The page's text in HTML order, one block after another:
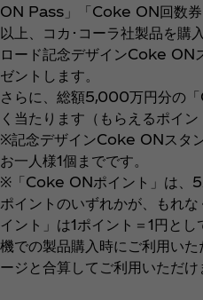
ON Pass」「Coke ON回数券
以上、コカ･コーラ社製品を
ロード記念デザインCoke ON
ゼントします。
さらに、総額5,000万円分の
く当たります（もらえるポイン
※記念デザインCoke ONスタ
お一人様1個までです。
※「Coke ONポイント」は、
ポイントのいずれかが、もれ
イント」は1ポイント＝1円と
機での製品購入時にご利用い
ージと合算してご利用いただけ